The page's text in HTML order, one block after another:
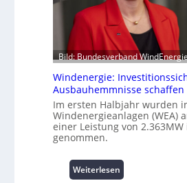
g
e
m
e
t
h
o
c
p
e
n
t
e
N
t
u
n
ü
b
Bild: Bundesverband
Windenergie:
Ausbauhemmnisse schaffen
Im ersten Halbjahr wurden
Windenergieanlagen (WEA)
einer Leistung von
genommen.
Weiterlesen